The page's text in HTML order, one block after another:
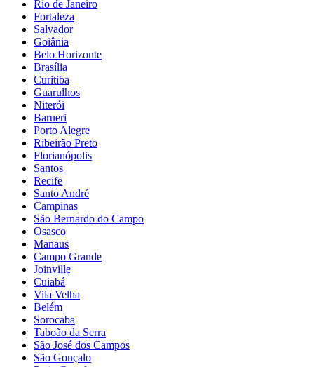
Rio de Janeiro
Fortaleza
Salvador
Goiânia
Belo Horizonte
Brasília
Curitiba
Guarulhos
Niterói
Barueri
Porto Alegre
Ribeirão Preto
Florianópolis
Santos
Recife
Santo André
Campinas
São Bernardo do Campo
Osasco
Manaus
Campo Grande
Joinville
Cuiabá
Vila Velha
Belém
Sorocaba
Taboão da Serra
São José dos Campos
São Gonçalo